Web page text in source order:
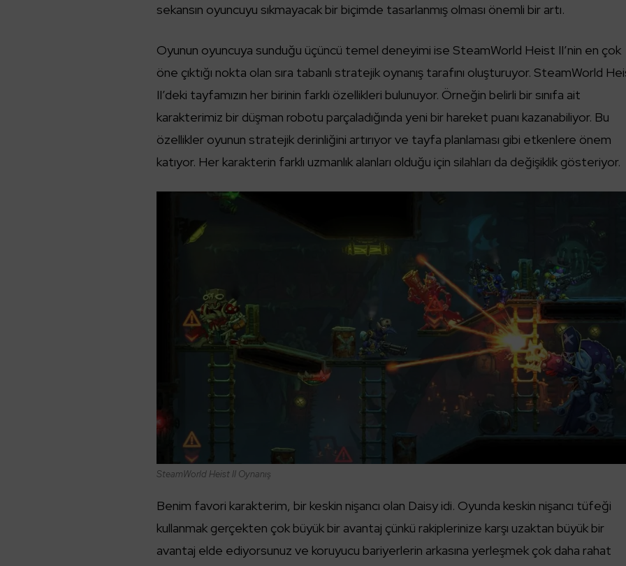
sekansın oyuncuyu sıkmayacak bir biçimde tasarlanmış olması önemli bir artı.
Oyunun oyuncuya sunduğu üçüncü temel deneyimi ise SteamWorld Heist II’nin en çok
öne çıktığı nokta olan sıra tabanlı stratejik oynanış tarafını oluşturuyor. SteamWorld
II’deki tayfamızın her birinin farklı özellikleri bulunuyor. Örneğin belirli bir sınıfa ait
karakterimiz bir düşman robotu parçaladığında yeni bir hareket puanı kazanabiliyor. Bu
özellikler oyunun stratejik derinliğini artırıyor ve tayfa planlaması gibi etkenlere önem
katıyor. Her karakterin farklı uzmanlık alanları olduğu için silahları da değişiklik gösteriyor.
SteamWorld Heist II Oynanış
Benim favori karakterim, bir keskin nişancı olan Daisy idi. Oyunda keskin nişancı tüfeği
kullanmak gerçekten çok büyük bir avantaj çünkü rakiplerinize karşı uzaktan büyük bir
avantaj elde ediyorsunuz ve koruyucu bariyerlerin arkasına yerleşmek çok daha rahat